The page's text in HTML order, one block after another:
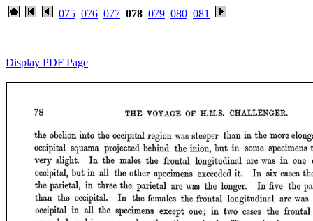
075 076 077 078 079 080 081
Display PDF Page